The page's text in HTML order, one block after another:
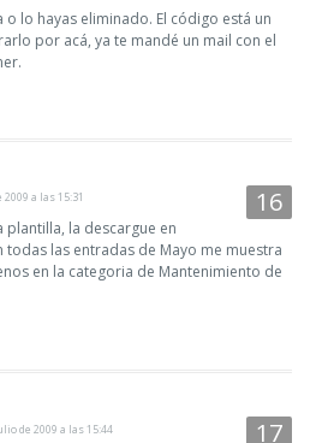
o lo hayas eliminado. El código está un
por acá, ya te mandé un mail con el
a las 15:31
plantilla, la descargue en
todas las entradas de Mayo me muestra
en la categoria de Mantenimiento de
de 2009 a las 15:44